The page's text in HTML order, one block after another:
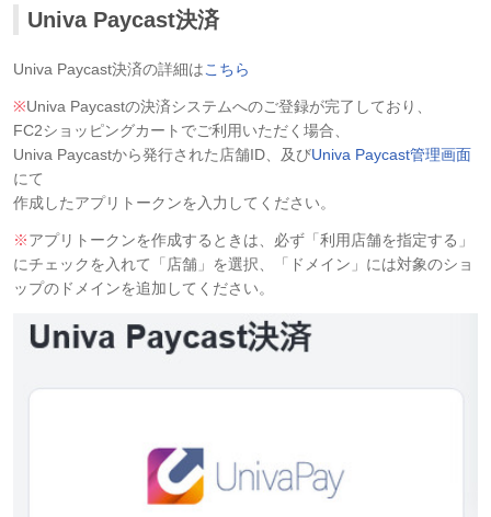
Univa Paycast決済
Univa Paycast決済の詳細はこちら
※Univa Paycastの決済システムへのご登録が完了しており、
FC2ショッピングカートでご利用いただく場合、
Univa Paycastから発行された店舗ID、及びUniva Paycast管理画面
にて
作成したアプリトークンを入力してください。
※アプリトークンを作成するときは、必ず「利用店舗を指定する」
にチェックを入れて「店舗」を選択、「ドメイン」には対象のショ
ップのドメインを追加してください。